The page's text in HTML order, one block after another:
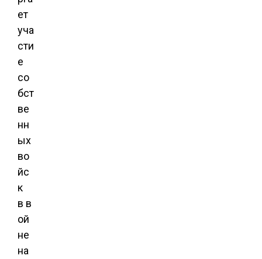
ет
уча
сти
е
со
бст
ве
нн
ых
во
йс
к
в в
ой
не
на